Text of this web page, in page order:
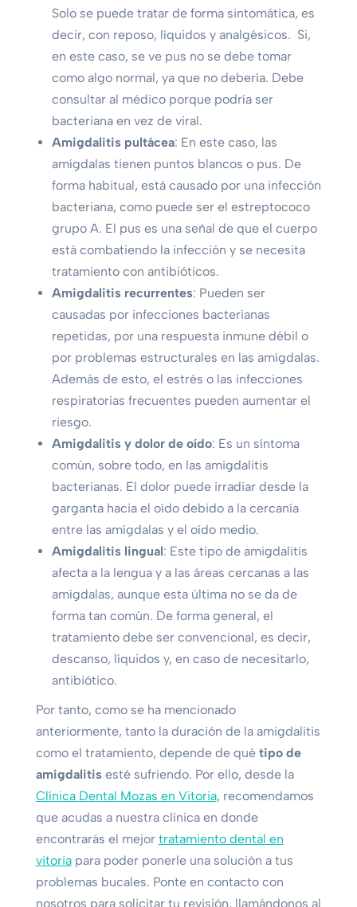
Solo se puede tratar de forma sintomática, es
decir, con reposo, líquidos y analgésicos. Si,
en este caso, se ve pus no se debe tomar
como algo normal, ya que no debería. Debe
consultar al médico porque podría ser
bacteriana en vez de viral.
Amigdalitis pultácea: En este caso, las
amígdalas tienen puntos blancos o pus. De
forma habitual, está causado por una infección
bacteriana, como puede ser el estreptococo
grupo A. El pus es una señal de que el cuerpo
está combatiendo la infección y se necesita
tratamiento con antibióticos.
Amigdalitis recurrentes: Pueden ser
causadas por infecciones bacterianas
repetidas, por una respuesta inmune débil o
por problemas estructurales en las amígdalas.
Además de esto, el estrés o las infecciones
respiratorias frecuentes pueden aumentar el
riesgo.
Amigdalitis y dolor de oído: Es un síntoma
común, sobre todo, en las amigdalitis
bacterianas. El dolor puede irradiar desde la
garganta hacia el oído debido a la cercanía
entre las amígdalas y el oído medio.
Amigdalitis lingual: Este tipo de amigdalitis
afecta a la lengua y a las áreas cercanas a las
amígdalas, aunque esta última no se da de
forma tan común. De forma general, el
tratamiento debe ser convencional, es decir,
descanso, líquidos y, en caso de necesitarlo,
antibiótico.
Por tanto, como se ha mencionado
anteriormente, tanto la duración de la amigdalitis
como el tratamiento, depende de qué tipo de
amigdalitisesté sufriendo. Por ello, desde la
Clínica Dental Mozas en Vitoria, recomendamos
que acudas a nuestra clínica en donde
encontrarás el mejor tratamiento dental en
vitoriapara poder ponerle una solución a tus
problemas bucales. Ponte en contacto con
nosotros para solicitar tu revisión, llamándonos al